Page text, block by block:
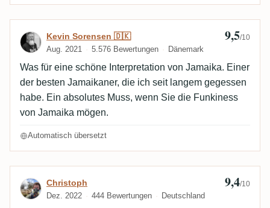
Bewertung von Kevin Sorensen 🇩🇰
Kevin Sorensen 🇩🇰
Aug. 2021 5.576 Bewertungen Dänemark
9,5/10
Was für eine schöne Interpretation von Jamaika. Einer
der besten Jamaikaner, die ich seit langem gegessen
habe. Ein absolutes Muss, wenn Sie die Funkiness
von Jamaika mögen.
Automatisch übersetzt
Bewertung von Christoph
Christoph
Dez. 2022 444 Bewertungen Deutschland
9,4/10